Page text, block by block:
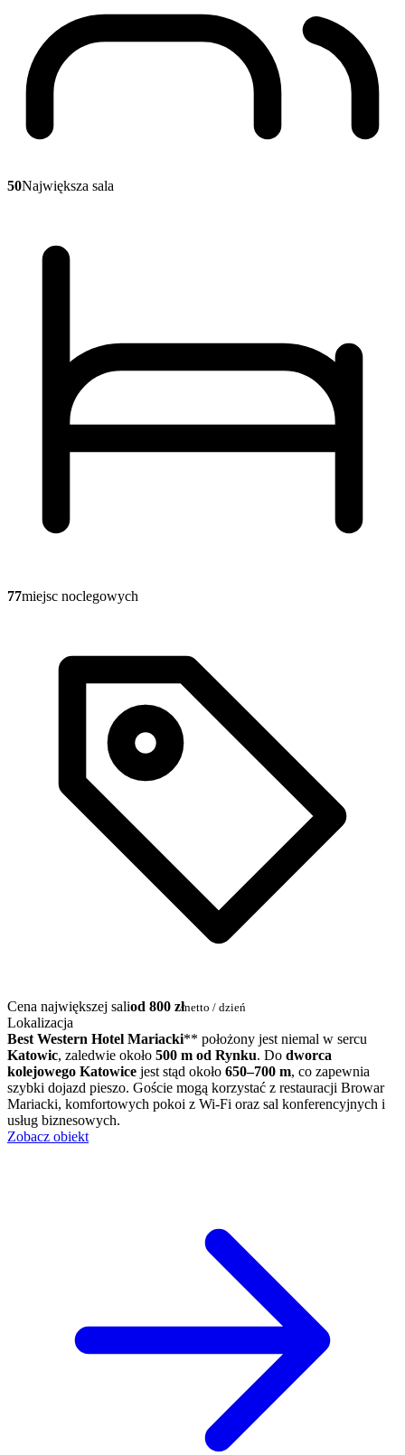
50Największa sala
77miejsc noclegowych
Cena największej saliod 800 złnetto / dzień
Lokalizacja
Best Western Hotel Mariacki** położony jest niemal w sercu
Katowic, zaledwie około 500 m od Rynku. Do dworca
kolejowego Katowice jest stąd około 650–700 m, co zapewnia
szybki dojazd pieszo. Goście mogą korzystać z restauracji Browar
Mariacki, komfortowych pokoi z Wi-Fi oraz sal konferencyjnych i
usług biznesowych.
Zobacz obiekt